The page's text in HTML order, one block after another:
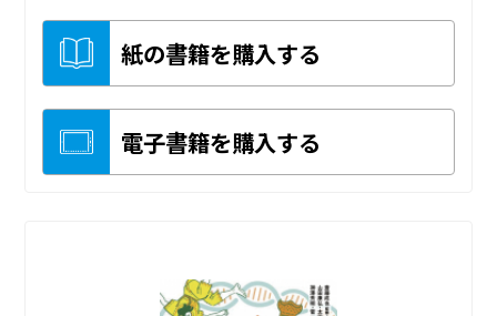
紙の書籍を購入する
電子書籍を購入する